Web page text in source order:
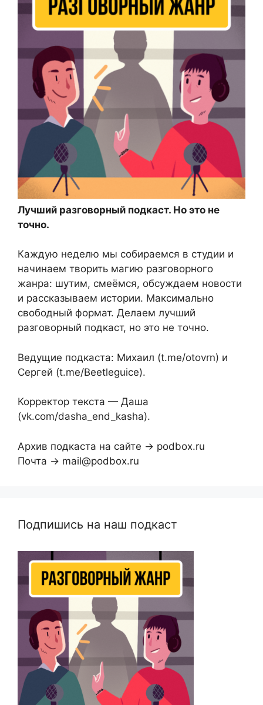
Лучший разговорный подкаст. Но это не
точно.
Каждую неделю мы собираемся в студии и
начинаем творить магию разговорного
жанра: шутим, смеёмся, обсуждаем новости
и рассказываем истории. Максимально
свободный формат. Делаем лучший
разговорный подкаст, но это не точно.
Ведущие подкаста: Михаил (t.me/otovrn) и
Сергей (t.me/Beetleguice).
Корректор текста — Даша
(vk.com/dasha_end_kasha).
Архив подкаста на сайте → podbox.ru
Почта → mail@podbox.ru
Подпишись на наш подкаст